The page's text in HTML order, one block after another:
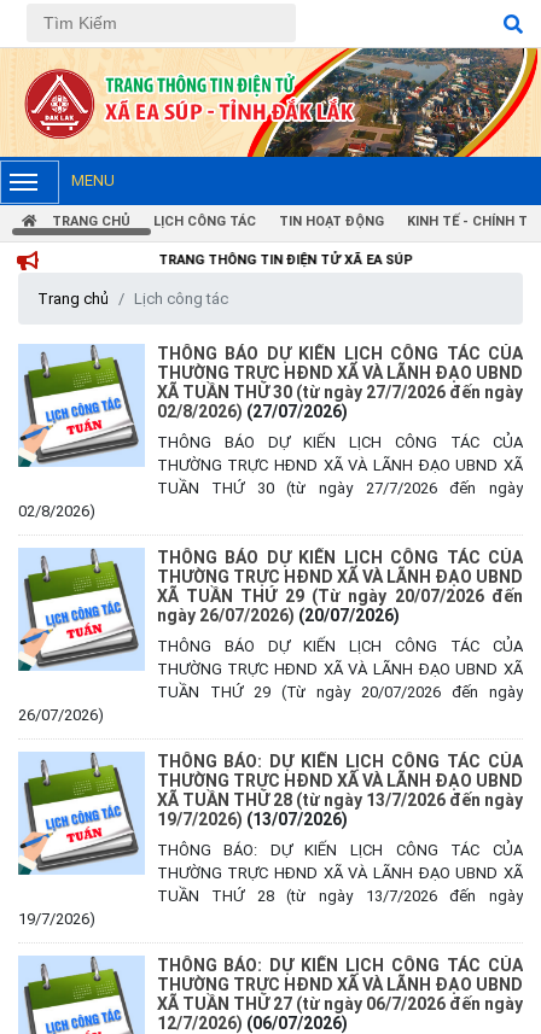
MENU
TRANG CHỦ LỊCH CÔNG TÁC TIN HOẠT ĐỘNG KINH TẾ - CHÍNH TRỊ
TRANG THÔNG TIN ĐIỆN TỬ XÃ EA SÚP
Trang chủ Lịch công tác
THÔNG BÁO DỰ KIẾN LỊCH CÔNG TÁC CỦA
THƯỜNG TRỰC HĐND XÃ VÀ LÃNH ĐẠO UBND
XÃ TUẦN THỨ 30 (từ ngày 27/7/2026 đến ngày
02/8/2026) (27/07/2026)
THÔNG BÁO DỰ KIẾN LỊCH CÔNG TÁC CỦA
THƯỜNG TRỰC HĐND XÃ VÀ LÃNH ĐẠO UBND XÃ
TUẦN THỨ 30 (từ ngày 27/7/2026 đến ngày
02/8/2026)
THÔNG BÁO DỰ KIẾN LỊCH CÔNG TÁC CỦA
THƯỜNG TRỰC HĐND XÃ VÀ LÃNH ĐẠO UBND
XÃ TUẦN THỨ 29 (Từ ngày 20/07/2026 đến
ngày 26/07/2026) (20/07/2026)
THÔNG BÁO DỰ KIẾN LỊCH CÔNG TÁC CỦA
THƯỜNG TRỰC HĐND XÃ VÀ LÃNH ĐẠO UBND XÃ
TUẦN THỨ 29 (Từ ngày 20/07/2026 đến ngày
26/07/2026)
THÔNG BÁO: DỰ KIẾN LỊCH CÔNG TÁC CỦA
THƯỜNG TRỰC HĐND XÃ VÀ LÃNH ĐẠO UBND
XÃ TUẦN THỨ 28 (từ ngày 13/7/2026 đến ngày
19/7/2026) (13/07/2026)
THÔNG BÁO: DỰ KIẾN LỊCH CÔNG TÁC CỦA
THƯỜNG TRỰC HĐND XÃ VÀ LÃNH ĐẠO UBND XÃ
TUẦN THỨ 28 (từ ngày 13/7/2026 đến ngày
19/7/2026)
THÔNG BÁO: DỰ KIẾN LỊCH CÔNG TÁC CỦA
THƯỜNG TRỰC HĐND XÃ VÀ LÃNH ĐẠO UBND
XÃ TUẦN THỨ 27 (từ ngày 06/7/2026 đến ngày
12/7/2026) (06/07/2026)